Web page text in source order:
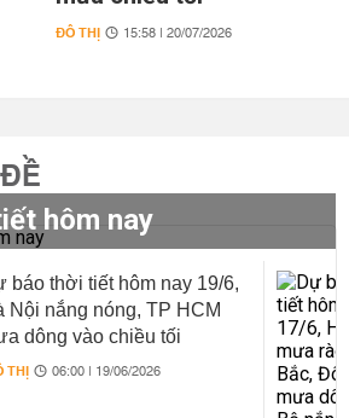
ĐÔ THỊ 15:58 | 20/07/2026
hôm nay
báo thời tiết hôm nay 19/6,
Nội nắng nóng, TP HCM
dông vào chiều tối
THỊ 06:00 | 19/06/2026